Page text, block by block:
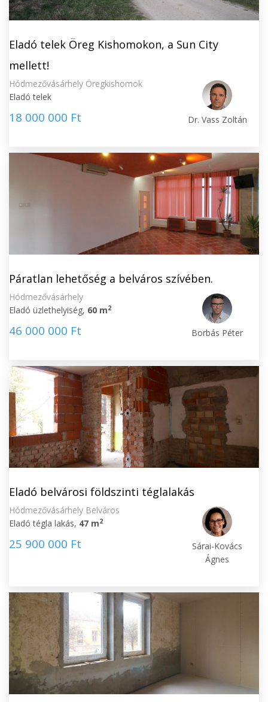
Eladó telek Öreg Kishomokon, a Sun City
mellett!
Hódmezővásárhely Öregkishomok
Eladó telek
18 000 000 Ft Dr. Vass Zoltán
Páratlan lehetőség a belváros szívében.
Hódmezővásárhely
Eladó üzlethelyiség, 60 m2
46 000 000 Ft Borbás Péter
Eladó belvárosi földszinti téglalakás
Hódmezővásárhely Belváros
Eladó tégla lakás, 47 m2
25 900 000 Ft
Sárai-Kovács
Ágnes